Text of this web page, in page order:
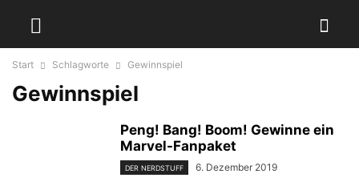
Start Schlagworte Gewinnspiel
Gewinnspiel
Peng! Bang! Boom! Gewinne ein
Marvel-Fanpaket
DER NERDSTUFF 6. Dezember 2019